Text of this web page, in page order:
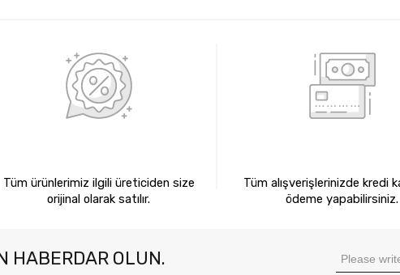
Tüm ürünlerimiz ilgili üreticiden size
orijinal olarak satılır.
Tüm alışverişlerinizde kredi
ödeme yapabilirsiniz.
HABERDAR OLUN.